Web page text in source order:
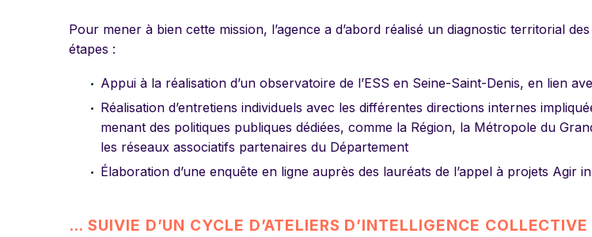
Pour mener à bien cette mission, l’agence a d’abord réalisé un diagnostic territorial
étapes :
Appui à la réalisation d’un observatoire de l’ESS en Seine-Saint-Denis, en lien
Réalisation d’entretiens individuels avec les différentes directions internes
menant des politiques publiques dédiées, comme la Région, la Métropole du
les réseaux associatifs partenaires du Département
Élaboration d’une enquête en ligne auprès des lauréats de l’appel à projets Agir
… SUIVIE D’UN CYCLE D’ATELIERS D’INTELLIGENCE COLLECTIVE